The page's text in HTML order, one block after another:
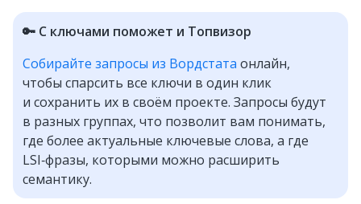
🔑 С ключами поможет и Топвизор
Собирайте запросы из Вордстата онлайн,
чтобы спарсить все ключи в один клик
и сохранить их в своём проекте. Запросы будут
в разных группах, что позволит вам понимать,
где более актуальные ключевые слова, а где
LSI‑фразы, которыми можно расширить
семантику.